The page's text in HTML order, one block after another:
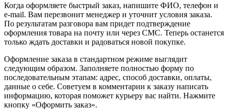
Когда оформляете быстрый заказ, напишите ФИО, телефон и
e-mail. Вам перезвонит менеджер и уточнит условия заказа.
По результатам разговора вам придет подтверждение
оформления товара на почту или через СМС. Теперь останется
только ждать доставки и радоваться новой покупке.
Оформление заказа в стандартном режиме выглядит
следующим образом. Заполняете полностью форму по
последовательным этапам: адрес, способ доставки, оплаты,
данные о себе. Советуем в комментарии к заказу написать
информацию, которая поможет курьеру вас найти. Нажмите
кнопку «Оформить заказ».